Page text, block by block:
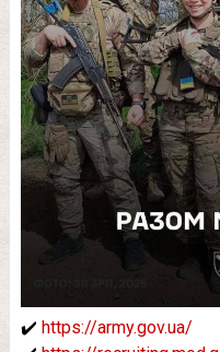
✔️ https://army.gov.ua/